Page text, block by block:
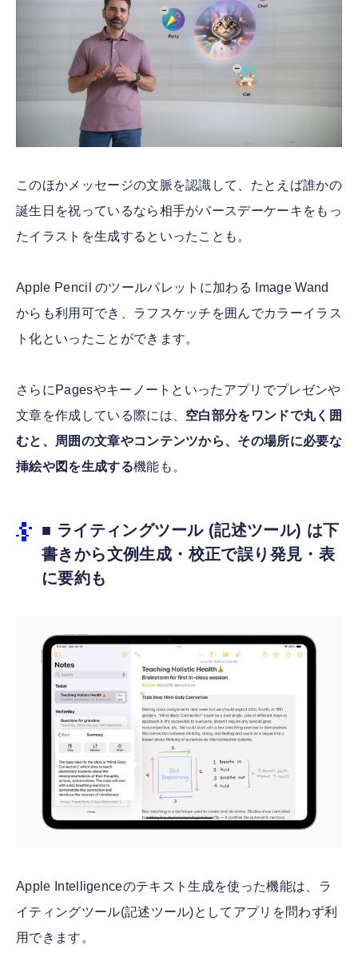
このほかメッセージの文脈を認識して、たとえば誰かの
誕生日を祝っているなら相手がバースデーケーキをもっ
たイラストを生成するといったことも。
Apple Pencil のツールパレットに加わる Image Wand
からも利用可でき、ラフスケッチを囲んでカラーイラス
ト化といったことができます。
さらにPagesやキーノートといったアプリでプレゼンや
文章を作成している際には、 空白部分をワンドで丸く囲
むと、周囲の文章やコンテンツから、その場所に必要な
挿絵や図を生成する機能も。
■ ライティングツール (記述ツール) は下
書きから文例生成・校正で誤り発見・表
に要約も
Apple Intelligenceのテキスト生成を使った機能は、ラ
イティングツール(記述ツール)としてアプリを問わず利
用できます。